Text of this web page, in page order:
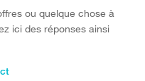
ou quelque chose à
ici des réponses ainsi